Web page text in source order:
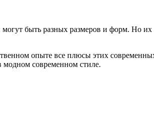
быть разных размеров и форм. Но
опыте все плюсы этих
модном современном стиле.